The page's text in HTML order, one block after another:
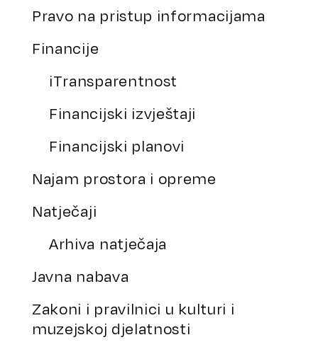
Pravo na pristup informacijama
Financije
iTransparentnost
Financijski izvještaji
Financijski planovi
Najam prostora i opreme
Natječaji
Arhiva natječaja
Javna nabava
Zakoni i pravilnici u kulturi i
muzejskoj djelatnosti